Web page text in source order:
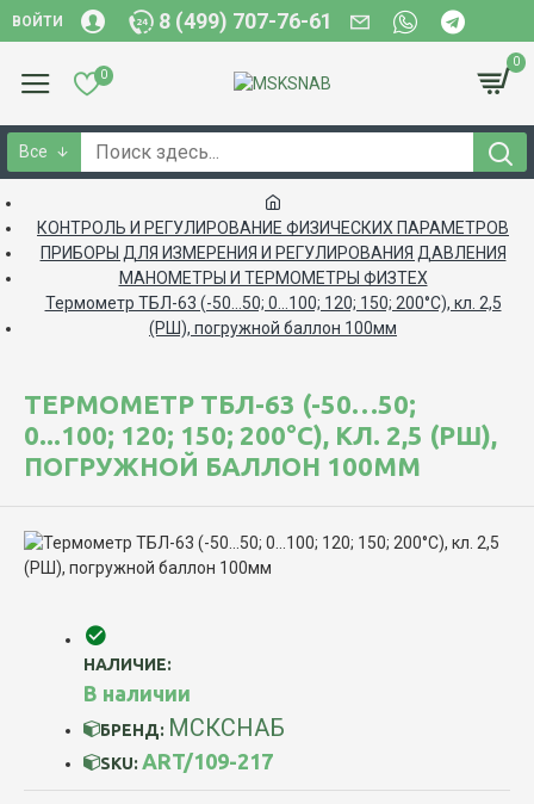
ВОЙТИ 8 (499) 707-76-61
0
0
Все
КОНТРОЛЬ И РЕГУЛИРОВАНИЕ ФИЗИЧЕСКИХ ПАРАМЕТРОВ
ПРИБОРЫ ДЛЯ ИЗМЕРЕНИЯ И РЕГУЛИРОВАНИЯ ДАВЛЕНИЯ
МАНОМЕТРЫ И ТЕРМОМЕТРЫ ФИЗТЕХ
Термометр ТБЛ-63 (-50…50; 0...100; 120; 150; 200°С), кл. 2,5
(РШ), погружной баллон 100мм
ТЕРМОМЕТР ТБЛ-63 (-50…50;
0...100; 120; 150; 200°С), КЛ. 2,5 (РШ),
ПОГРУЖНОЙ БАЛЛОН 100ММ
НАЛИЧИЕ:
В наличии
БРЕНД: МСКСНАБ
SKU: ART/109-217